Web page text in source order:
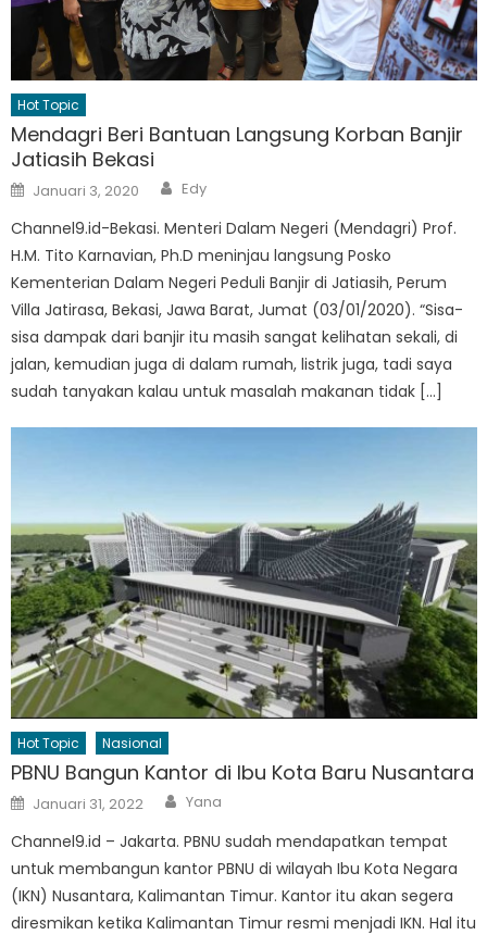
Hot Topic
Mendagri Beri Bantuan Langsung Korban Banjir
Jatiasih Bekasi
Posted
on
Januari 3, 2020 Author
Edy
Channel9.id-Bekasi. Menteri Dalam Negeri (Mendagri) Prof.
H.M. Tito Karnavian, Ph.D meninjau langsung Posko
Kementerian Dalam Negeri Peduli Banjir di Jatiasih, Perum
Villa Jatirasa, Bekasi, Jawa Barat, Jumat (03/01/2020). “Sisa-
sisa dampak dari banjir itu masih sangat kelihatan sekali, di
jalan, kemudian juga di dalam rumah, listrik juga, tadi saya
sudah tanyakan kalau untuk masalah makanan tidak […]
Hot Topic Nasional
PBNU Bangun Kantor di Ibu Kota Baru Nusantara
Posted
on
Januari 31, 2022 Author
Yana
Channel9.id – Jakarta. PBNU sudah mendapatkan tempat
untuk membangun kantor PBNU di wilayah Ibu Kota Negara
(IKN) Nusantara, Kalimantan Timur. Kantor itu akan segera
diresmikan ketika Kalimantan Timur resmi menjadi IKN. Hal itu